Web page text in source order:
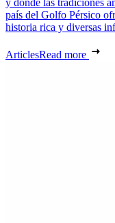
y donde las tradiciones
país del Golfo Pérsico
historia rica y diversas
ArticlesRead more